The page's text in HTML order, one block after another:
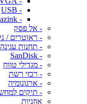
- USB
- Razink
- אל פסק
- ראוטרים /
- תחנות עגינה
- SanDisk
- מגדילי טווח
- רכזי רשת
- ארגונומיה
- תיקים
אוזניות